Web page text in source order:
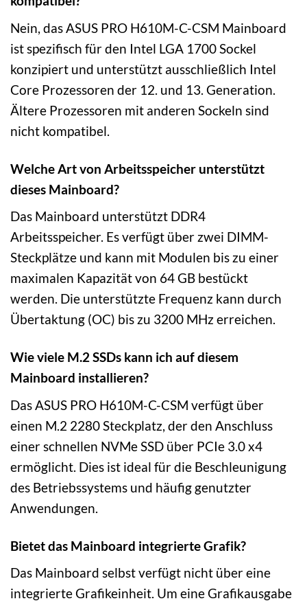
Nein, das ASUS PRO H610M-C-CSM Mainboard
ist spezifisch für den Intel LGA 1700 Sockel
konzipiert und unterstützt ausschließlich Intel
Core Prozessoren der 12. und 13. Generation.
Ältere Prozessoren mit anderen Sockeln sind
nicht kompatibel.
Welche Art von Arbeitsspeicher unterstützt
dieses Mainboard?
Das Mainboard unterstützt DDR4
Arbeitsspeicher. Es verfügt über zwei DIMM-
Steckplätze und kann mit Modulen bis zu einer
maximalen Kapazität von 64 GB bestückt
werden. Die unterstützte Frequenz kann durch
Übertaktung (OC) bis zu 3200 MHz erreichen.
Wie viele M.2 SSDs kann ich auf diesem
Mainboard installieren?
Das ASUS PRO H610M-C-CSM verfügt über
einen M.2 2280 Steckplatz, der den Anschluss
einer schnellen NVMe SSD über PCIe 3.0 x4
ermöglicht. Dies ist ideal für die Beschleunigung
des Betriebssystems und häufig genutzter
Anwendungen.
Bietet das Mainboard integrierte Grafik?
Das Mainboard selbst verfügt nicht über eine
integrierte Grafikeinheit. Um eine Grafikausgabe